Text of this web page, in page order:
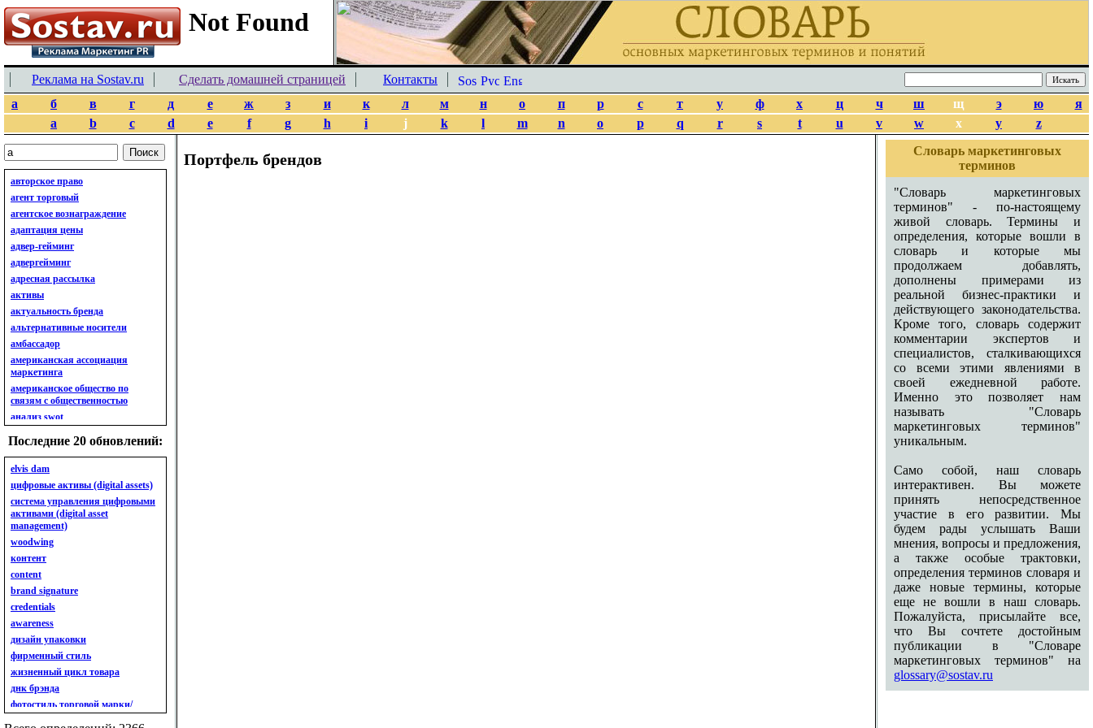
Реклама на Sostav.ru Сделать домашней страницей
Контакты
а
б в г д е ж з и к л м н о п р с т у ф х ц ч ш щ э ю
я
a
b c d e f g h i j k l m n o p q r s t u v w x y z
авторское право
агент торговый
агентское вознаграждение
адаптация цены
адвер-гейминг
адвергейминг
адресная рассылка
активы
актуальность бренда
альтернативные носители
амбассадор
американская ассоциация
маркетинга
американское общество по
связям с общественностью
анализ swot
анализ бизнес-портфеля
анализ имиджа
анализ кластерный
анализ конкурентов
анализ кросс-культурных
особенностей
анализ мак кинси «7s»
анализ макросистемы
анализ маркетинговый
анализ рынка
анализ ситуационный
анализ экспертный
индивидуальный
анкета
ассортимент
ассортимент товарный.
планирование товарного
ассортимента
ассортимент. глубина
Последние 20 обновлений:
elvis dam
цифровые активы (digital assets)
система управления цифровыми
активами (digital asset
management)
woodwing
контент
content
brand signature
credentials
awareness
дизайн упаковки
фирменный стиль
жизненный цикл товара
днк брэнда
фотостиль торговой марки/
линейки продукции
Портфель брендов
Словарь маркетинговых
терминов
"Словарь маркетинговых
терминов" - по-настоящему
живой словарь. Термины и
определения, которые вошли в
словарь и которые мы
продолжаем добавлять,
дополнены примерами из
реальной бизнес-практики и
действующего законодательства.
Кроме того, словарь содержит
комментарии экспертов и
специалистов, сталкивающихся
со всеми этими явлениями в
своей ежедневной работе.
Именно это позволяет нам
называть "Словарь
маркетинговых терминов"
уникальным.
Само собой, наш словарь
интерактивен. Вы можете
принять непосредственное
участие в его развитии. Мы
будем рады услышать Ваши
мнения, вопросы и предложения,
а также особые трактовки,
определения терминов словаря и
даже новые термины, которые
еще не вошли в наш словарь.
Пожалуйста, присылайте все,
что Вы сочтете достойным
публикации в "Словаре
маркетинговых терминов" на
glossary@sostav.ru